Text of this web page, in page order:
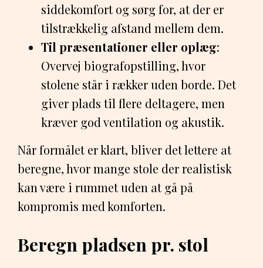
siddekomfort og sørg for, at der er
tilstrækkelig afstand mellem dem.
Til præsentationer eller oplæg:
Overvej biografopstilling, hvor
stolene står i rækker uden borde. Det
giver plads til flere deltagere, men
kræver god ventilation og akustik.
Når formålet er klart, bliver det lettere at
beregne, hvor mange stole der realistisk
kan være i rummet uden at gå på
kompromis med komforten.
Beregn pladsen pr. stol